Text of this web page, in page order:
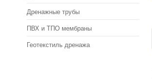
Дренажные трубы
ПВХ и ТПО мембраны
Геотекстиль дренажа